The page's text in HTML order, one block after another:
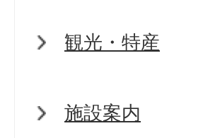
観光・特産
施設案内